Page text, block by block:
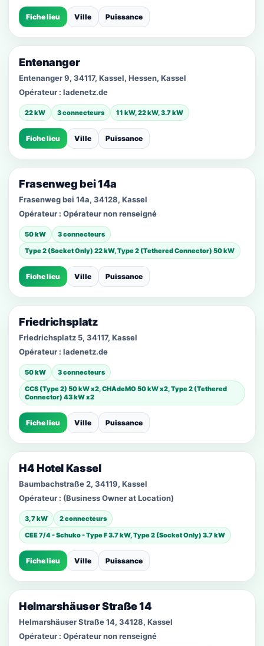
Fiche lieu Ville Puissance
Entenanger
Entenanger 9, 34117, Kassel, Hessen, Kassel
Opérateur : ladenetz.de
22 kW 3 connecteurs 11 kW, 22 kW, 3.7 kW
Fiche lieu Ville Puissance
Frasenweg bei 14a
Frasenweg bei 14a, 34128, Kassel
Opérateur : Opérateur non renseigné
50 kW
3 connecteurs
Type 2 (Socket Only) 22 kW, Type 2 (Tethered Connector) 50 kW
Fiche lieu Ville Puissance
Friedrichsplatz
Friedrichsplatz 5, 34117, Kassel
Opérateur : ladenetz.de
50 kW
3 connecteurs
CCS (Type 2) 50 kW x2, CHAdeMO 50 kW x2, Type 2 (Tethered
Connector) 43 kW x2
Fiche lieu Ville Puissance
H4 Hotel Kassel
Baumbachstraße 2, 34119, Kassel
Opérateur : (Business Owner at Location)
3,7 kW
2 connecteurs
CEE 7/4 - Schuko - Type F 3.7 kW, Type 2 (Socket Only) 3.7 kW
Fiche lieu Ville Puissance
Helmarshäuser Straße 14
Helmarshäuser Straße 14, 34128, Kassel
Opérateur : Opérateur non renseigné